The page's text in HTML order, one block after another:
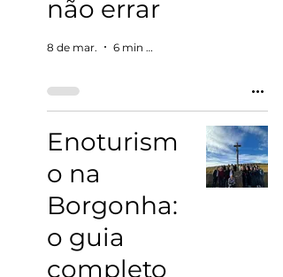
não errar
8 de mar. 6 min de leitura
Enoturism
o na
Borgonha:
o guia
completo